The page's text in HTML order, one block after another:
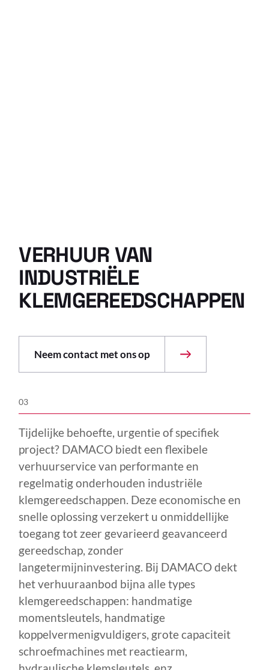
VERHUUR VAN
INDUSTRIËLE
KLEMGEREEDSCHAPPEN
Neem contact met ons op
03
Tijdelijke behoefte, urgentie of specifiek
project? DAMACO biedt een flexibele
verhuurservice van performante en
regelmatig onderhouden industriële
klemgereedschappen. Deze economische en
snelle oplossing verzekert u onmiddellijke
toegang tot zeer gevarieerd geavanceerd
gereedschap, zonder
langetermijninvestering. Bij DAMACO dekt
het verhuuraanbod bijna alle types
klemgereedschappen: handmatige
momentsleutels, handmatige
koppelvermenigvuldigers, grote capaciteit
schroefmachines met reactiearm,